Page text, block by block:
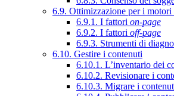
6.9. Ottimizzazione per i
6.9.1. I fattori on-page
6.9.2. I fattori off-page
6.9.3. Strumenti di
6.10. Gestire i contenuti
6.10.1. L’inventario dei
6.10.2. Revisionare i
6.10.3. Migrare i